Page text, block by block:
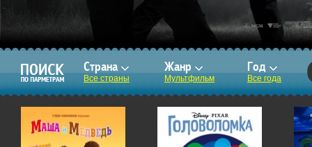
Страна
Все страны
Жанр
Мультфильм
Год
Все года